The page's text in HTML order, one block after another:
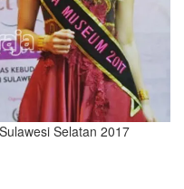
Selatan 2017